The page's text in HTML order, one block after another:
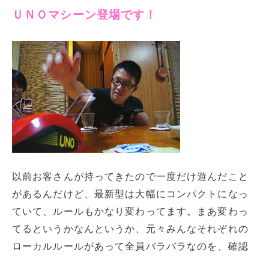
ＵＮＯマシーン登場です！
以前お客さんが持ってきたので一度だけ遊んだこと
があるんだけど、最新型は大幅にコンパクトになっ
ていて、ルールもかなり変わってます。まあ変わっ
てるというかなんというか、元々みんなそれぞれの
ローカルルールがあって全員バラバラなのを、確認